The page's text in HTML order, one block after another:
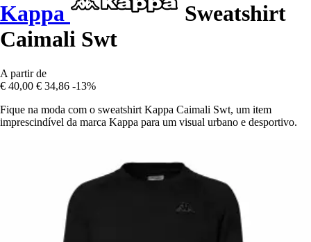
Kappa
Sweatshirt
Caimali Swt
A partir de
€ 40,00 € 34,86 -13%
Fique na moda com o sweatshirt Kappa Caimali Swt, um item
imprescindível da marca Kappa para um visual urbano e desportivo.